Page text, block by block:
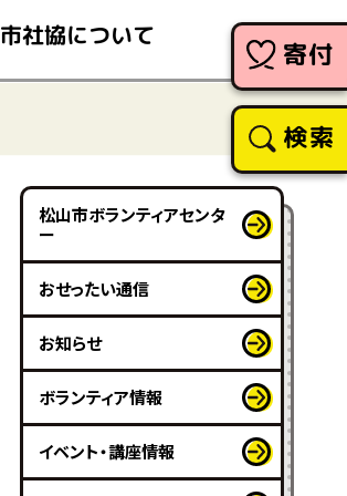
市社協について
寄付
検索
松山市ボランティアセンタ
ー
おせったい通信
お知らせ
ボランティア情報
イベント・講座情報